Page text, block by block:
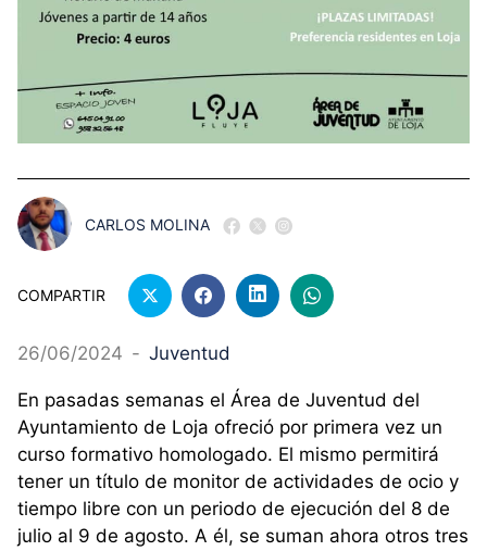
CARLOS MOLINA
COMPARTIR
26/06/2024 - Juventud
En pasadas semanas el Área de Juventud del
Ayuntamiento de Loja ofreció por primera vez un
curso formativo homologado. El mismo permitirá
tener un título de monitor de actividades de ocio y
tiempo libre con un periodo de ejecución del 8 de
julio al 9 de agosto. A él, se suman ahora otros tres